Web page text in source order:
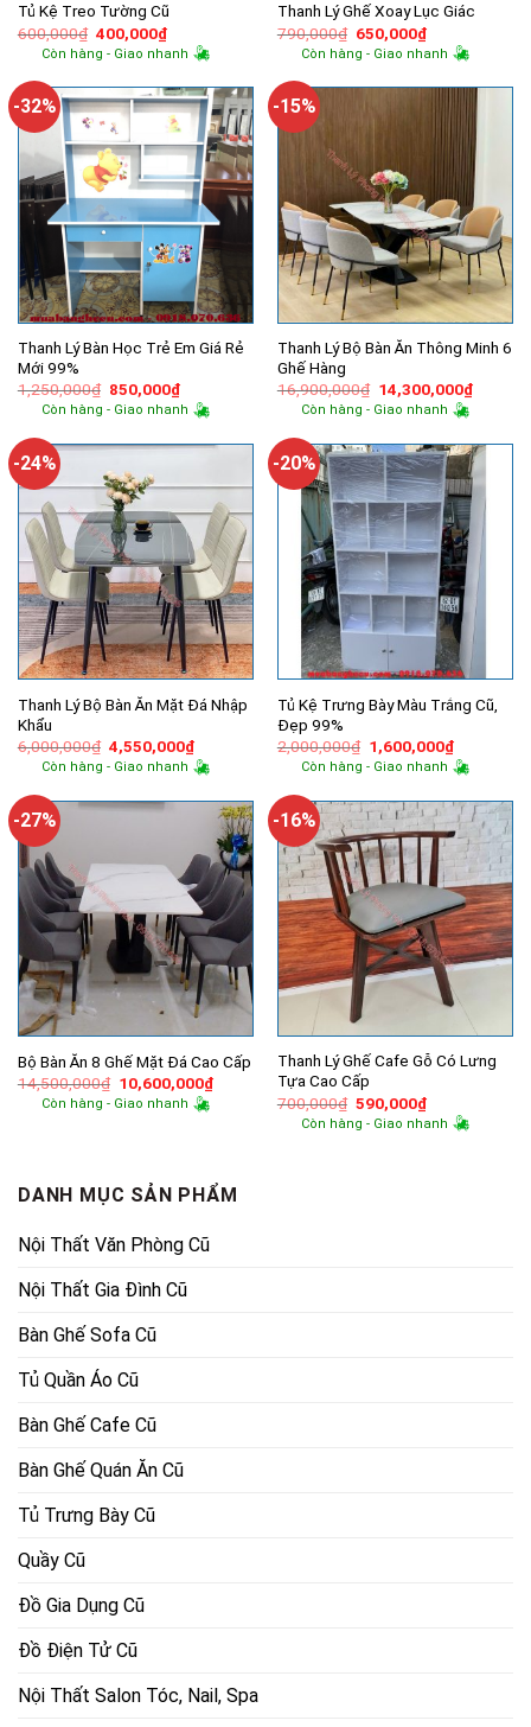
Tủ Kệ Treo Tường Cũ
600,000₫ Giá
gốc
là:
400,000₫Giá
hiện
tại
400,000₫.
Còn hàng - Giao nhanh
Thanh Lý Ghế Xoay Lục Giác
790,000₫ Giá
gốc
là:
650,000₫Giá
hiện
tại
650,000₫.
Còn hàng - Giao nhanh
-32%
Thanh Lý Bàn Học Trẻ Em Giá Rẻ
Mới 99%
1,250,000₫ Giá
gốc
là:
850,000₫Giá
hiện
tại
850,000₫.
Còn hàng - Giao nhanh
-15%
Thanh Lý Bộ Bàn Ăn Thông Minh 6
Ghế Hàng
16,900,000₫ Giá
gốc
là:
14,300,000₫Giá
hiện
Còn hàng - Giao nhanh
-24%
Thanh Lý Bộ Bàn Ăn Mặt Đá Nhập
Khẩu
6,000,000₫ Giá
gốc
là:
4,550,000₫Giá
hiện
tại
4,550,000₫.
Còn hàng - Giao nhanh
-20%
Tủ Kệ Trưng Bày Màu Trắng Cũ,
Đẹp 99%
2,000,000₫ Giá
gốc
là:
1,600,000₫Giá
hiện
tại
Còn hàng - Giao nhanh
-27%
Bộ Bàn Ăn 8 Ghế Mặt Đá Cao Cấp
14,500,000₫ Giá
gốc
là:
10,600,000₫Giá
hiện
Còn hàng - Giao nhanh
-16%
Thanh Lý Ghế Cafe Gỗ Có Lưng
Tựa Cao Cấp
700,000₫ Giá
gốc
là:
590,000₫Giá
hiện
tại
Còn hàng - Giao nhanh
DANH MỤC SẢN PHẨM
Nội Thất Văn Phòng Cũ
Nội Thất Gia Đình Cũ
Bàn Ghế Sofa Cũ
Tủ Quần Áo Cũ
Bàn Ghế Cafe Cũ
Bàn Ghế Quán Ăn Cũ
Tủ Trưng Bày Cũ
Quầy Cũ
Đồ Gia Dụng Cũ
Đồ Điện Tử Cũ
Nội Thất Salon Tóc, Nail, Spa